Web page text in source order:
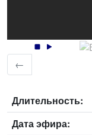
←
Длительность:
Дата эфира: